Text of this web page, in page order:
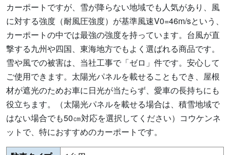
カーポートですが、雪が降らない地域でも人気があり、風
に対する強度（耐風圧強度）が基準風速V0=46m/sという、
カーポートの中では最強の強度を持っています。台風が直
撃する九州や四国、東海地方でもよく選ばれる商品です。
雪や風での被害は、当社工事で「ゼロ」件です。安心して
ご使用できます。太陽光パネルを載せることもでき、屋根
材が遮光のためお車に日光が当たらず、愛車の長持ちにも
役立ちます。（太陽光パネルを載せる場合は、積雪地域で
はない場合でも50㎝対応を選択してください）コウケンネ
ットで、特におすすめのカーポートです。